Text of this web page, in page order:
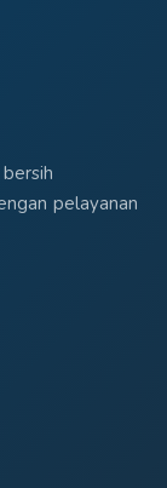
pelayanan